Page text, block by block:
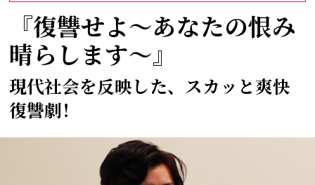
『復讐せよ～あなたの恨み
晴らします～』
現代社会を反映した、スカッと爽快
復讐劇！